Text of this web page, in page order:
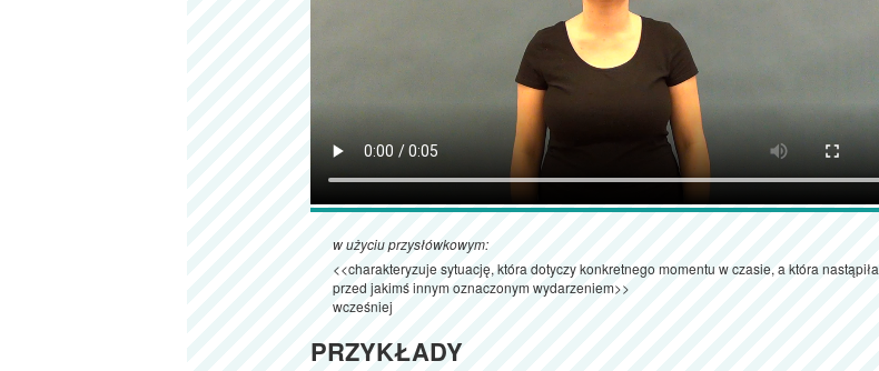
w użyciu przysłówkowym:
<<charakteryzuje sytuację, która dotyczy konkretnego momentu w czasie, a która nastąpiła
przed jakimś innym oznaczonym wydarzeniem>>
wcześniej
PRZYKŁADY